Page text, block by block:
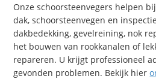
Onze schoorsteenvegers helpen
dak, schoorsteenvegen en
dakbedekking, gevelreining, nok
het bouwen van rookkanalen of
repareren. U krijgt professioneel
gevonden problemen. Bekijk hier